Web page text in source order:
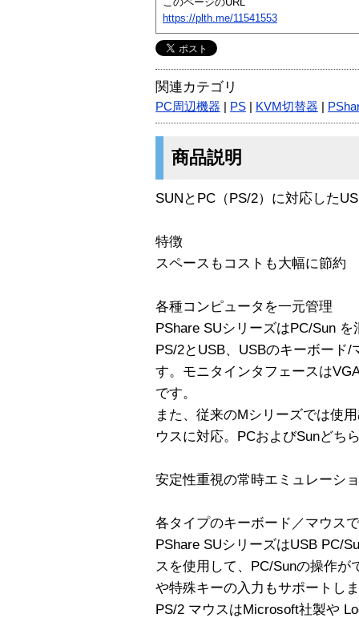
https://plth.me/11541553
関連カテゴリ
PC周辺機器 PS KVM切替器
商品説明
SUNとPC（PS/2）に対応した
特徴
スペースもコストも大幅に節約
各種コンピュータを一元管理
PShare SUシリーズはPC/Sun
PS/2とUSB、USBのキーボード
す。モニタインタフェースは
です。
また、従来のMシリーズでは使
ウスに対応。PCおよびSunどち
安定性重視の常時エミュレーシ
各タイプのキーボード／マウス
PShare SUシリーズはUSB PC/
スを使用して、PC/Sunの操作
や特殊キーの入力もサポートし
PS/2 マウスはMicrosoft社製や